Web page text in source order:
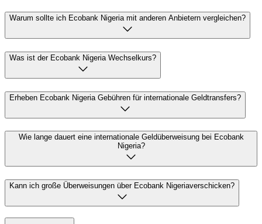
Warum sollte ich Ecobank Nigeria mit anderen Anbietern vergleichen?
Was ist der Ecobank Nigeria Wechselkurs?
Erheben Ecobank Nigeria Gebühren für internationale Geldtransfers?
Wie lange dauert eine internationale Geldüberweisung bei Ecobank
Nigeria?
Kann ich große Überweisungen über Ecobank Nigeriaverschicken?